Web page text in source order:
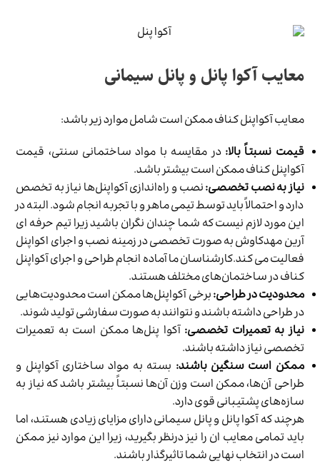
معایب آکوا پانل و پانل سیمانی
معایب آکواپنل کناف ممکن است شامل موارد زیر باشد:
قیمت نسبتاً بالا: در مقایسه با مواد ساختمانی سنتی، قیمت
آکواپنل کناف ممکن است بیشتر باشد.
نیاز به نصب تخصصی:نصب و راه‌اندازی آکواپنل‌ها نیاز به تخصص
دارد و احتمالاً باید توسط تیمی ماهر و با تجربه انجام شود. البته در
این مورد لازم نیست که شما چندان نگران باشید زیرا تیم حرفه ای
آرین مهدکاوش به صورت تخصصی در زمینه نصب و اجرای اکواپنل
فعالیت می کند.کارشناسان ما آماده انجام طراحی و اجرای آکواپنل
کناف در ساختمان‌های مختلف هستند.
محدودیت در طراحی:برخی آکواپنل‌ها ممکن است محدودیت‌هایی
در طراحی داشته باشند و نتوانند به صورت سفارشی تولید شوند.
نیاز به تعمیرات تخصصی: آکوا پنل‌ها ممکن است به تعمیرات
تخصصی نیاز داشته باشند.
ممکن است سنگین باشند: بسته به مواد ساختاری آکواپنل و
طراحی آن‌ها، ممکن است وزن آن‌ها نسبتاً بیشتر باشد که نیاز به
سازه‌های پشتیبانی قوی دارد.
هرچند که آکوا پانل و پانل سیمانی دارای مزایای زیادی هستند، اما
باید تمامی معایب ان را نیز درنظر بگیرید، زیرا این موارد نیز ممکن
است در انتخاب نهایی شما تاثیرگذار باشند.